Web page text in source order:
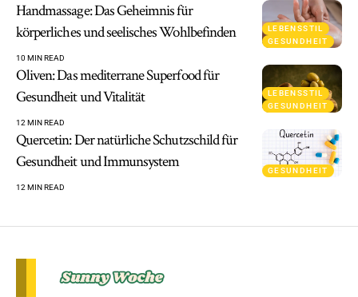
LEBENSSTIL
GESUNDHEIT
Handmassage: Das Geheimnis für
körperliches und seelisches Wohlbefinden
10 MIN READ
LEBENSSTIL
GESUNDHEIT
Oliven: Das mediterrane Superfood für
Gesundheit und Vitalität
12 MIN READ
GESUNDHEIT
Quercetin: Der natürliche Schutzschild für
Gesundheit und Immunsystem
12 MIN READ